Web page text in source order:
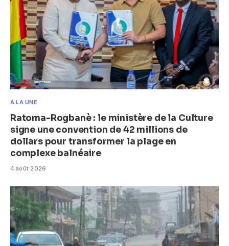
A LA UNE
Ratoma-Rogbanè : le ministère de la Culture
signe une convention de 42 millions de
dollars pour transformer la plage en
complexe balnéaire
4 août 2026